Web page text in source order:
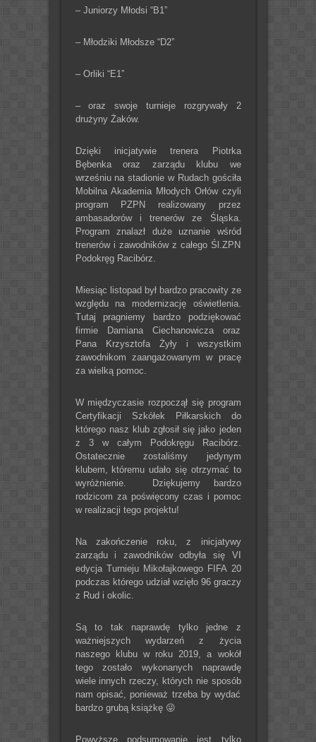
– Juniorzy Młodsi “B1”
– Młodziki Młodsze “D2”
– Orliki “E1”
– oraz swoje turnieje rozgrywały 2
drużyny Żaków.
Dzięki inicjatywie trenera Piotrka
Bębenka oraz zarządu klubu we
wrześniu na stadionie w Rudach gościła
Mobilna Akademia Młodych Orłów czyli
program PZPN realizowany przez
ambasadorów i trenerów ze Śląska.
Program znalazł duże uznanie wśród
trenerów i zawodników z całego Śl.ZPN
Podokręg Racibórz.
Miesiąc listopad był bardzo pracowity ze
względu na modernizację oświetlenia.
Tutaj pragniemy bardzo podziękować
firmie Damiana Ciechanowicza oraz
Pana Krzysztofa Żyły i wszystkim
zawodnikom zaangażowanym w pracę
za wielką pomoc.
W międzyczasie rozpoczął się program
Certyfikacji Szkółek Piłkarskich do
którego nasz klub zgłosił się jako jeden
z 3 w całym Podokręgu Racibórz.
Ostatecznie zostaliśmy jedynym
klubem, któremu udało się otrzymać to
wyróżnienie. Dziękujemy bardzo
rodzicom za poświęcony czas i pomoc
w realizacji tego projektu!
Na zakończenie roku, z inicjatywy
zarządu i zawodników odbyła się VI
edycja Turnieju Mikołajkowego FIFA 20
podczas którego udział wzięło 96 graczy
z Rud i okolic.
Są to tak naprawdę tylko jedne z
ważniejszych wydarzeń z życia
naszego klubu w roku 2019, a wokół
tego zostało wykonanych naprawdę
wiele innych rzeczy, których nie sposób
nam opisać, ponieważ trzeba by wydać
bardzo grubą książkę 😜
Powyższe podsumowanie jest tylko